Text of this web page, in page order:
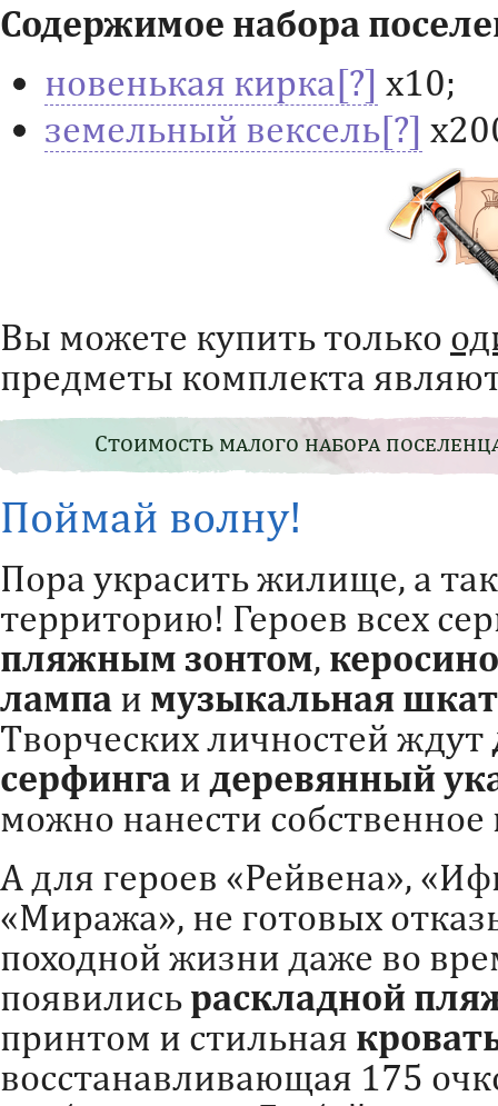
Содержимое набора
новенькая кирка
х10;
земельный вексель
Вы можете купить только
предметы комплекта
Стоимость малого набора
Поймай волну!
Пора украсить жилище, а
территорию! Героев всех
пляжным зонтом,
лампа и музыкальная
Творческих личностей ждут
серфинга и деревянный
можно нанести
А для героев «Рейвена»,
«Миража», не готовых
походной жизни даже во
появились раскладной
принтом и стильная
восстанавливающая 175